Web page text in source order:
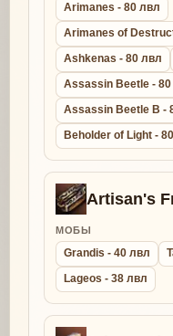
Arimanes - 80 лвл
Arimanes of
Ashkenas - 80 лвл
Assassin Beetle -
Assassin Beetle B -
Beholder of Light -
Artisan's
МОБЫ
Grandis - 40 лвл
Lageos - 38 лвл